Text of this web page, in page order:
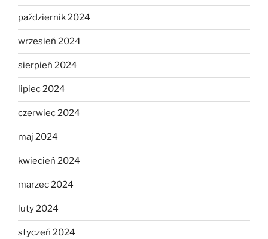
październik 2024
wrzesień 2024
sierpień 2024
lipiec 2024
czerwiec 2024
maj 2024
kwiecień 2024
marzec 2024
luty 2024
styczeń 2024